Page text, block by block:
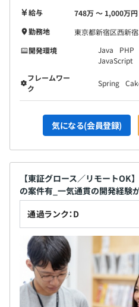
でいます。
・プログラマ：4名
・システムエンジニア：1名
・PM：1名
給与
748万 〜 1,000万円
勤務地
東京都新宿区西新
開発環境
Java PHP
JavaScript
フレームワー
ク
Spring
気になる(会員登録)
【東証グロース／リモートOK
の案件有_一気通貫の開発経験
通過ランク：D